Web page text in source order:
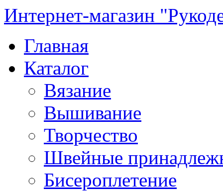
Интернет-магазин
Главная
Каталог
Вязание
Вышивание
Творчество
Швейные
Бисероплетение